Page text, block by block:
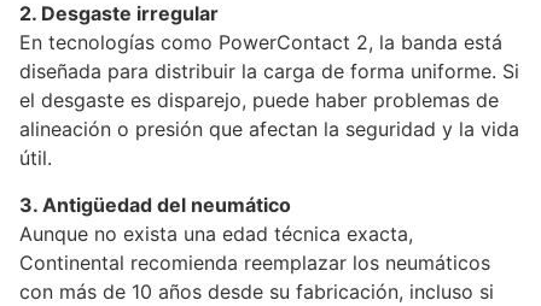
2. Desgaste irregular
En tecnologías como PowerContact 2, la banda está
diseñada para distribuir la carga de forma uniforme. Si
el desgaste es disparejo, puede haber problemas de
alineación o presión que afectan la seguridad y la vida
útil.
3. Antigüedad del neumático
Aunque no exista una edad técnica exacta,
Continental recomienda reemplazar los neumáticos
con más de 10 años desde su fabricación, incluso si